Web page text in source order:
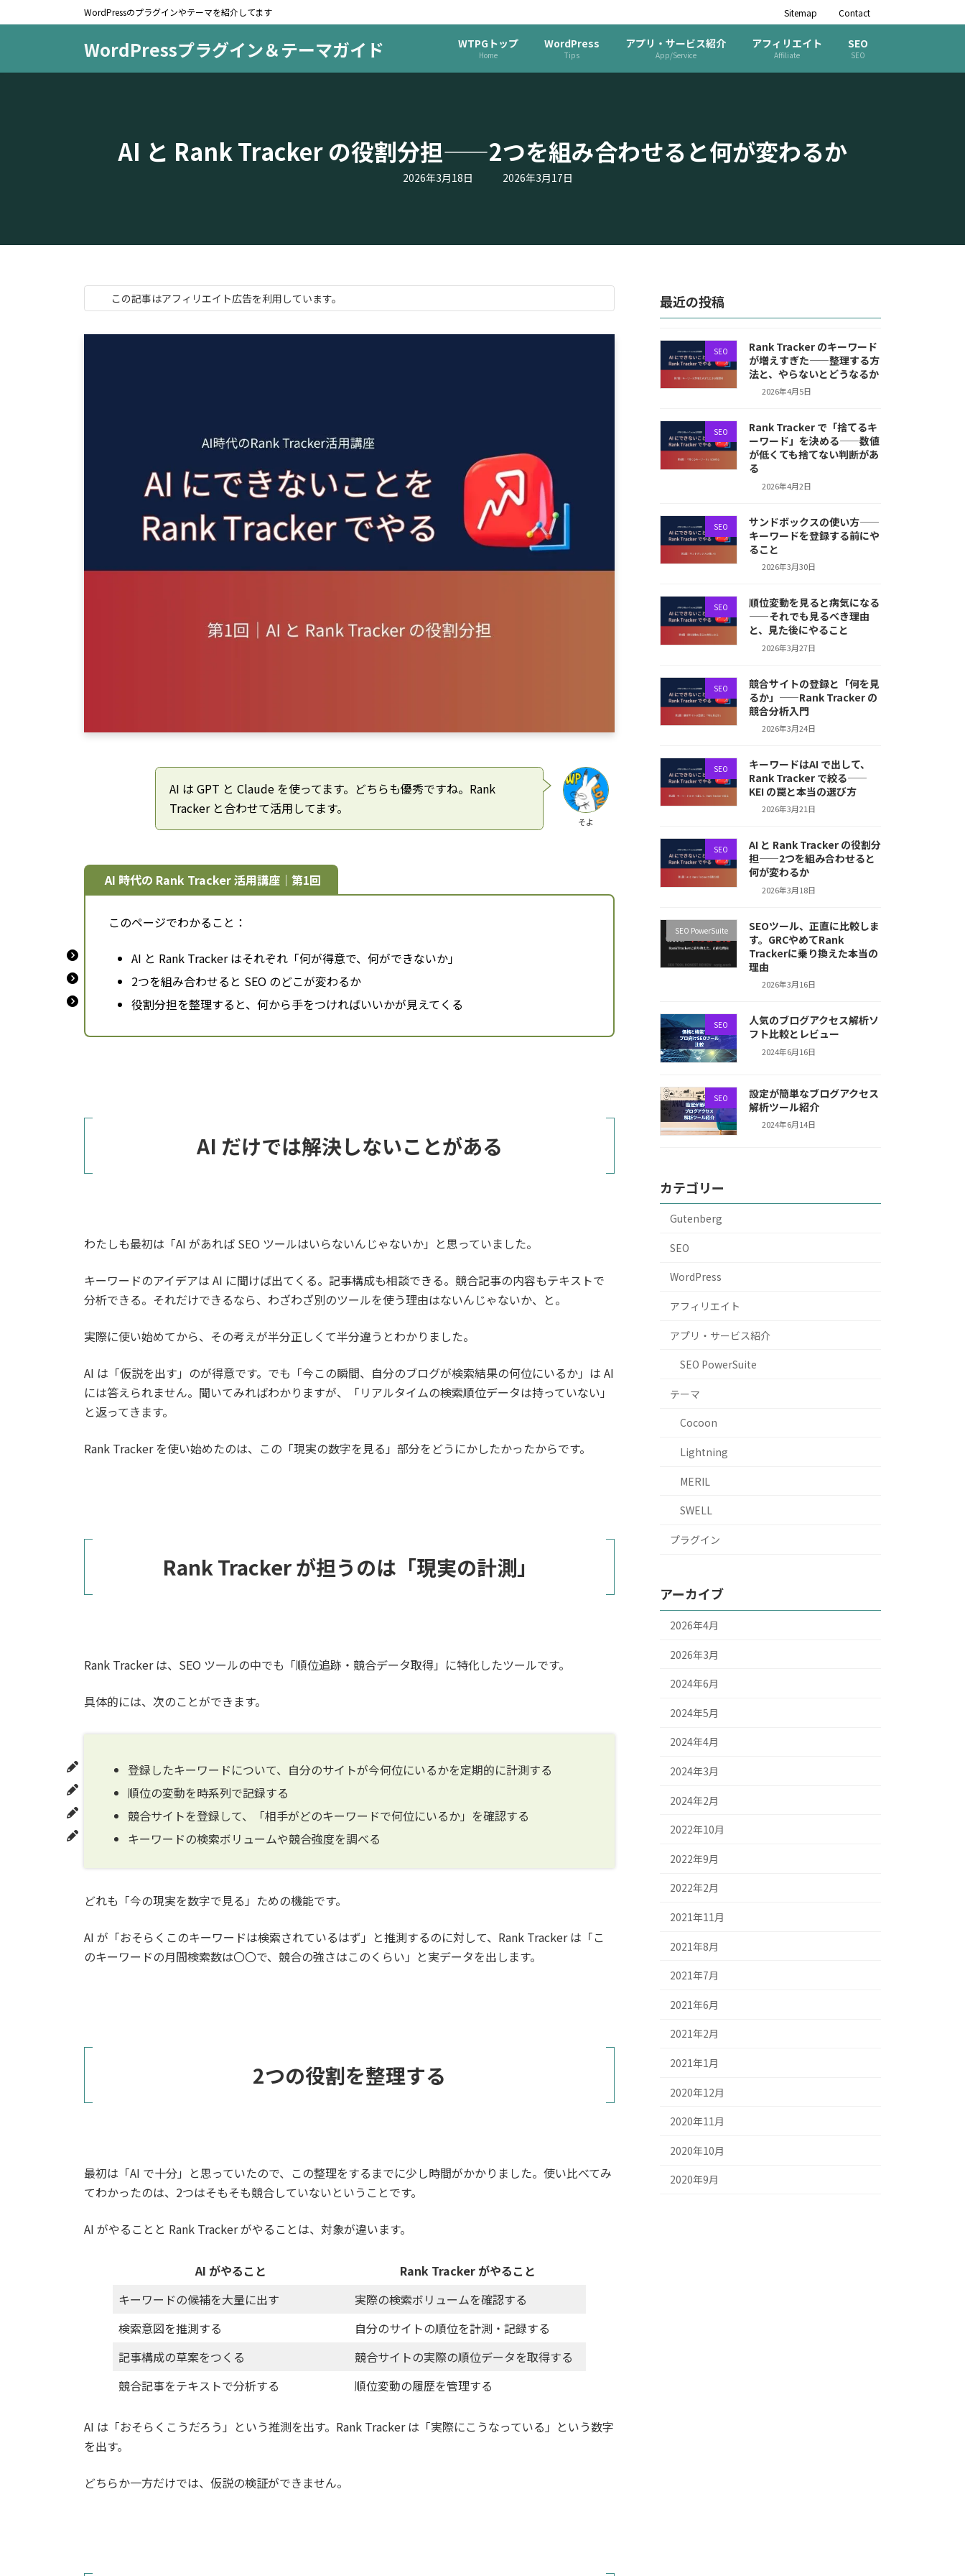
ン
ツ
ビ
シ
WordPressのプラグインやテーマを紹介してます Sitemap Contact
WordPressプラグイン＆テーマガイド WTPGトップ
Home
WordPress
Tips
アプリ・サービス紹介
App/Service
アフィリエイト
Affiliate
SEO
SEO
AI と Rank Tracker の役割分担——2つを組み合わせると何が変わるか
2026年3月18日 最
終
2026年3月17日
この記事はアフィリエイト広告を利用しています。
そよ
AI は GPT と Claude を使ってます。どちらも優秀ですね。Rank
Tracker と合わせて活用してます。
AI 時代の Rank Tracker 活用講座｜第1回
このページでわかること：
AI と Rank Tracker はそれぞれ「何が得意で、何ができないか」
2つを組み合わせると SEO のどこが変わるか
役割分担を整理すると、何から手をつければいいかが見えてくる
AI だけでは解決しないことがある
わたしも最初は「AI があれば SEO ツールはいらないんじゃないか」と思っていました。
キーワードのアイデアは AI に聞けば出てくる。記事構成も相談できる。競合記事の内容もテキストで
分析できる。それだけできるなら、わざわざ別のツールを使う理由はないんじゃないか、と。
実際に使い始めてから、その考えが半分正しくて半分違うとわかりました。
AI は「仮説を出す」のが得意です。でも「今この瞬間、自分のブログが検索結果の何位にいるか」は AI
には答えられません。聞いてみればわかりますが、「リアルタイムの検索順位データは持っていない」
と返ってきます。
Rank Tracker を使い始めたのは、この「現実の数字を見る」部分をどうにかしたかったからです。
Rank Tracker が担うのは「現実の計測」
Rank Tracker は、SEO ツールの中でも「順位追跡・競合データ取得」に特化したツールです。
具体的には、次のことができます。
登録したキーワードについて、自分のサイトが今何位にいるかを定期的に計測する
順位の変動を時系列で記録する
競合サイトを登録して、「相手がどのキーワードで何位にいるか」を確認する
キーワードの検索ボリュームや競合強度を調べる
どれも「今の現実を数字で見る」ための機能です。
AI が「おそらくこのキーワードは検索されているはず」と推測するのに対して、Rank Tracker は「こ
のキーワードの月間検索数は〇〇で、競合の強さはこのくらい」と実データを出します。
2つの役割を整理する
最初は「AI で十分」と思っていたので、この整理をするまでに少し時間がかかりました。使い比べてみ
てわかったのは、2つはそもそも競合していないということです。
AI がやることと Rank Tracker がやることは、対象が違います。
AI がやること
Rank Tracker がやること
キーワードの候補を大量に出す
実際の検索ボリュームを確認する
検索意図を推測する
自分のサイトの順位を計測・記録する
記事構成の草案をつくる
競合サイトの実際の順位データを取得する
競合記事をテキストで分析する
順位変動の履歴を管理する
AI は「おそらくこうだろう」という推測を出す。Rank Tracker は「実際にこうなっている」という数字
を出す。
どちらか一方だけでは、仮説の検証ができません。
最近の投稿
SEO
Rank Tracker のキーワード
が増えすぎた——整理する方
法と、やらないとどうなるか
2026年4月5日
SEO
Rank Tracker で「捨てるキ
ーワード」を決める——数値
が低くても捨てない判断があ
る
2026年4月2日
SEO
サンドボックスの使い方——
キーワードを登録する前にや
ること
2026年3月30日
SEO
順位変動を見ると病気になる
——それでも見るべき理由
と、見た後にやること
2026年3月27日
SEO
競合サイトの登録と「何を見
るか」——Rank Tracker の
競合分析入門
2026年3月24日
SEO
キーワードはAI で出して、
Rank Tracker で絞る——
KEI の罠と本当の選び方
2026年3月21日
SEO
AI と Rank Tracker の役割分
担——2つを組み合わせると
何が変わるか
2026年3月18日
SEO PowerSuite
SEOツール、正直に比較しま
す。GRCやめてRank
Trackerに乗り換えた本当の
理由
2026年3月16日
SEO
人気のブログアクセス解析ソ
フト比較とレビュー
2024年6月16日
SEO
設定が簡単なブログアクセス
解析ツール紹介
2024年6月14日
カテゴリー
Gutenberg
SEO
WordPress
アフィリエイト
アプリ・サービス紹介
SEO PowerSuite
テーマ
Cocoon
Lightning
MERIL
SWELL
プラグイン
アーカイブ
2026年4月
2026年3月
2024年6月
2024年5月
2024年4月
2024年3月
2024年2月
2022年10月
2022年9月
2022年2月
2021年11月
2021年8月
2021年7月
2021年6月
2021年2月
2021年1月
2020年12月
2020年11月
2020年10月
2020年9月